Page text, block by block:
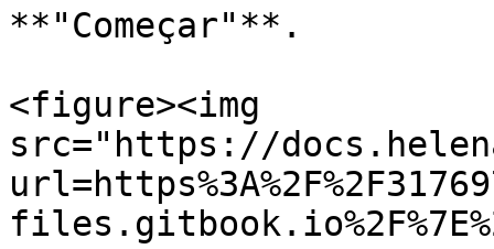
**"Começar"**.
<figure><img
src="https://